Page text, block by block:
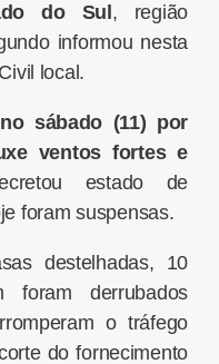
do Sul , região
informou nesta
local.
sábado (11) por
ventos fortes e
estado de
foram suspensas.
destelhadas, 10
foram derrubados
o tráfego
do fornecimento